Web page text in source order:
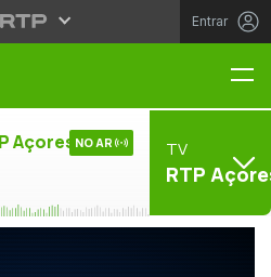
Entrar
Açores NO AR TV
RTP